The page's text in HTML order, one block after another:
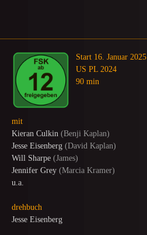
Start 16. Januar 2025
US PL 2024
90 min
mit
Kieran Culkin (Benji Kaplan)
Jesse Eisenberg (David Kaplan)
Will Sharpe (James)
Jennifer Grey (Marcia Kramer)
u.a.
drehbuch
Jesse Eisenberg